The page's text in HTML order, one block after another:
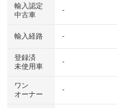
輸入認定
中古車
-
輸入経路 -
登録済
未使用車
-
ワン
オーナー
-